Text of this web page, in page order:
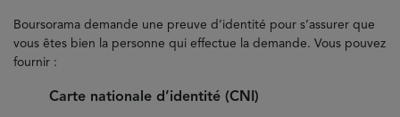
Boursorama demande une preuve d’identité pour s’assurer que
vous êtes bien la personne qui effectue la demande. Vous pouvez
fournir :
Carte nationale d’identité (CNI)